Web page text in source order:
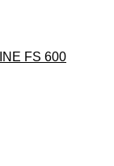
FS 600